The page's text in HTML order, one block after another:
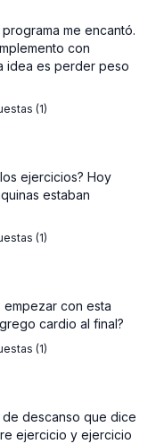
me encantó.
con
idea es perder peso
(1)
ejercicios? Hoy
estaban
(1)
con esta
cardio al final?
(1)
descanso que dice
ejercicio y ejercicio